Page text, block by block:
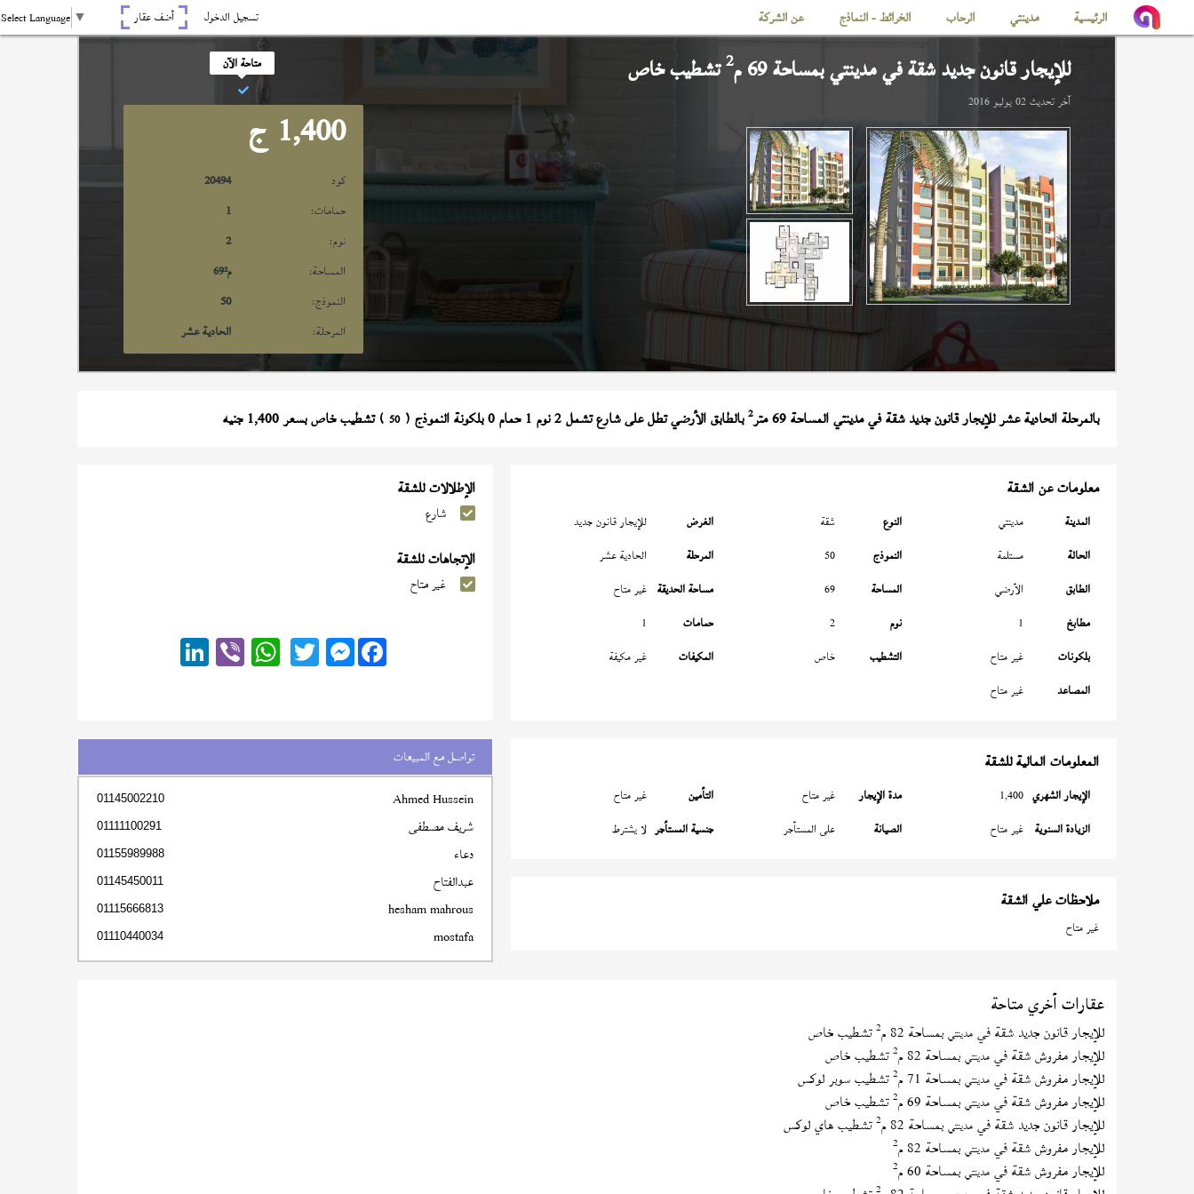
الرئيسية مدينتي الرحاب الخرائط - النماذج عن الشركة تسجيل الدخول أضف عقار Select Language ▼
للإيجار قانون جديد شقة فيمدينتيبمساحة 69 م 2تشطيب خاص
آخر تحديث02 يوليو 2016
متاحة الآن
1,400 ج
كود
20494
حمامات:
1
نوم:
2
المساحة:
69م²
النموذج:
50
المرحلة:
الحادية عشر
بالمرحلة الحادية عشر للإيجار قانون جديد شقة في مدينتي المساحة 69 متر 2بالطابق الأرضي تطل على شارع تشمل 2 نوم 1 حمام 0 بلكونة النموذج ( 50 ) تشطيب خاص بسعر 1,400 جنيه
معلومات عن الشقة
المدينة مدينتي النوع شقة الغرض
للإيجار قانون جديد
الحالة
مستلمة النموذج 50 المرحلة
الحادية عشر
الطابق
الأرضي المساحة 69 مساحة الحديقة غير متاح
مطابخ
1 نوم 2 حمامات
1
بلكونات
غير متاح التشطيب خاص المكيفات
غير مكيفة
المصاعد
غير متاح
الإطلالات للشقة
شارع
الإتجاهات للشقة
غير متاح
Messenger
المعلومات المالية للشقة
الإيجار الشهري 1,400 مدة الإيجار غير متاح التأمين
غير متاح
الزيادة السنوية غير متاح الصيانة على المستأجر جنسية المستأجر لا يشترط
ملاحظات علي الشقة
غير متاح
تواصل مع المبيعات
Ahmed Hussein
01145002210
شريف مصطفى 01111100291
دعاء 01155989988
عبدالفتاح 01145450011
hesham mahrous
01115666813
mostafa
01110440034
عقارات أخري متاحة
للإيجار قانون جديد شقة في مدينتي بمساحة 82 م 2تشطيب خاص
للإيجار مفروش شقة في مدينتي بمساحة 82 م 2تشطيب خاص
للإيجار مفروش شقة في مدينتي بمساحة 71 م 2تشطيب سوبر لوكس
للإيجار مفروش شقة في مدينتي بمساحة 69 م 2تشطيب خاص
للإيجار قانون جديد شقة في مدينتي بمساحة 82 م 2تشطيب هاي لوكس
للإيجار مفروش شقة في مدينتي بمساحة 82 م 2
للإيجار مفروش شقة في مدينتي بمساحة 60 م 2
2